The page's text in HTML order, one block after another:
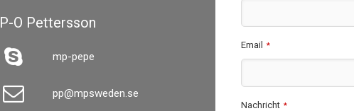
P-O Pettersson
mp-pepe
pp@mpsweden.se
Email *
Nachricht *